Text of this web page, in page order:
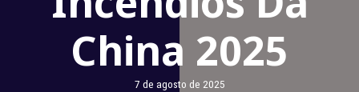
China 2025
7 de agosto de 2025